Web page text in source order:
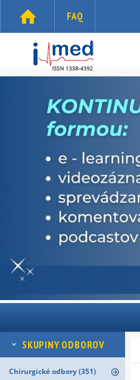
FAQ
SKUPINY ODBOROV
Chirurgické odbory (351)